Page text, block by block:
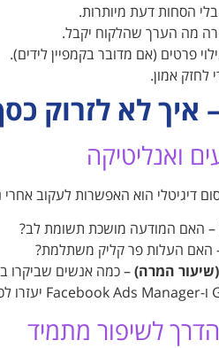
הסחות דעת מיותרות.
מה הערך שהלקוח יקבל.
פרטים (אם מדובר בקמפיין לידים).
לחזק אמון.
איך לא לזרוק
ואנליטיקה
דיגיטלי הוא האפשרות לעקוב
– האם המודעה מושכת תשומת לב?
האם העלות פר קליק משתלמת?
– כמה אנשים שביקרו